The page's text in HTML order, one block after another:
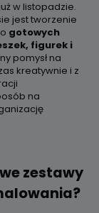
w listopadzie.
jest tworzenie
gotowych
figurek i
pomysł na
kreatywnie i z
na
zestawy